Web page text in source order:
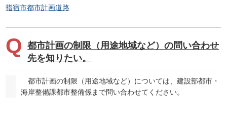
指宿市都市計画道路
都市計画の制限（用途地域など）の問い合わせ
先を知りたい。
都市計画の制限（用途地域など）については、建設部都市・
海岸整備課都市整備係まで問い合わせてください。